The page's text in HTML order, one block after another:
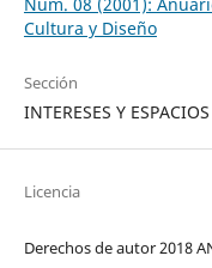
Cultura y Diseño
Sección
INTERESES Y ESPACIOS
Licencia
Derechos de autor 2018